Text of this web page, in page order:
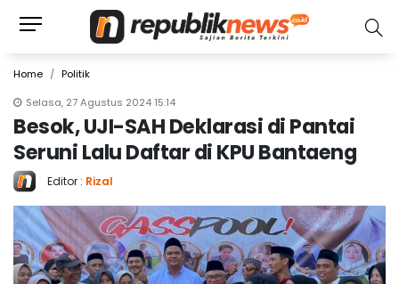
Home
Politik
Selasa, 27 Agustus 2024 15:14
Besok, UJI-SAH Deklarasi di Pantai
Seruni Lalu Daftar di KPU Bantaeng
Editor : Rizal